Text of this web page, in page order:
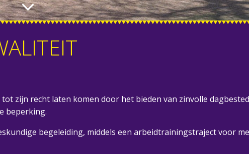
zijn recht laten komen door het bieden van zinvolle
beperking.
begeleiding, middels een arbeidtrainingstraject voor